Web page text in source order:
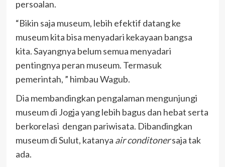
persoalan.
“Bikin saja museum, lebih efektif datang ke
museum kita bisa menyadari kekayaan bangsa
kita. Sayangnya belum semua menyadari
pentingnya peran museum. Termasuk
pemerintah, ” himbau Wagub.
Dia membandingkan pengalaman mengunjungi
museum di Jogja yang lebih bagus dan hebat serta
berkorelasi dengan pariwisata. Dibandingkan
museum di Sulut, katanya air conditonersaja tak
ada.